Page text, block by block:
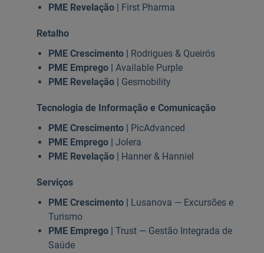
PME Revelação |
First Pharma
Retalho
PME Crescimento |
Rodrigues & Queirós
PME Emprego |Available Purple
PME Revelação | Gesmobility
Tecnologia de Informação e Comunicação
PME Crescimento |
PicAdvanced
PME Emprego |Jolera
PME Revelação |
Hanner & Hanniel
Serviços
PME Crescimento |
Lusanova — Excursões e
Turismo
PME Emprego |Trust — Gestão Integrada de
Saúde